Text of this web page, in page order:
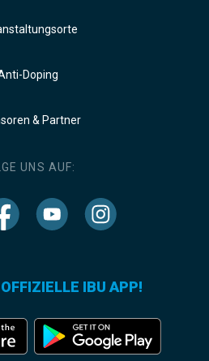
Doping
& Partner
UNS AUF:
IBU APP!